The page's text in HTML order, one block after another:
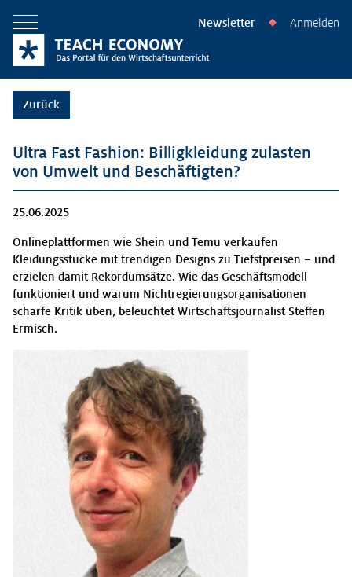
Menü öffnen Newsletter ◆ Anmelden
Zurück
Ultra Fast Fashion: Billigkleidung zulasten
von Umwelt und Beschäftigten?
25.06.2025
Onlineplattformen wie Shein und Temu verkaufen
Kleidungsstücke mit trendigen Designs zu Tiefstpreisen – und
erzielen damit Rekordumsätze. Wie das Geschäftsmodell
funktioniert und warum Nichtregierungsorganisationen
scharfe Kritik üben, beleuchtet Wirtschaftsjournalist Steffen
Ermisch.